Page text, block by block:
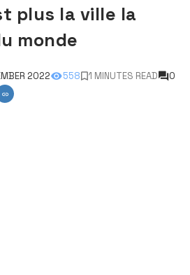
plus la ville la
monde
2022 558 1 MINUTES READ 0